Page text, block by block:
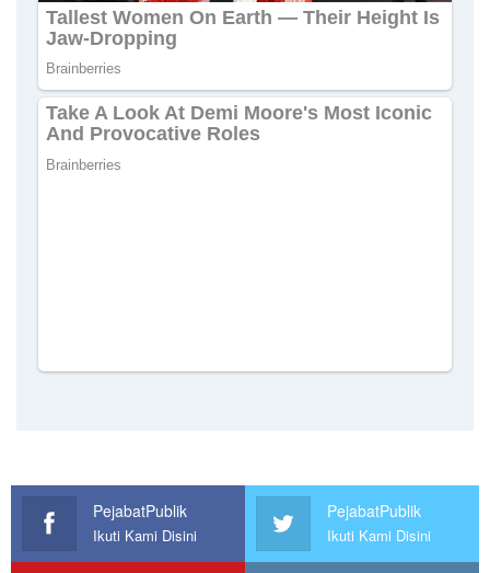
PejabatPublik
Ikuti Kami Disini
PejabatPublik
Ikuti Kami Disini